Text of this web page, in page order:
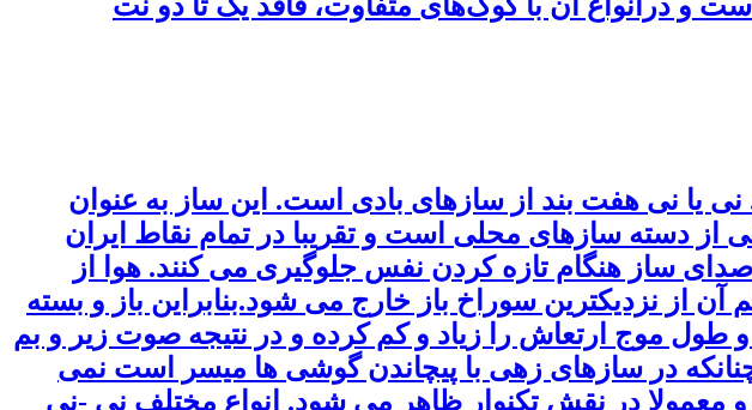
یا نی هفت بند از سازهای بادی است. این ساز به عنوان
دسته سازهای محلی است و تقریبا در تمام نقاط ایران
ساز هنگام تازه کردن نفس جلوگیری می کنند. هوا از
از نزدیکترین سوراخ باز خارج می شود.بنابراین باز و بسته
موج ارتعاش را زیاد و کم کرده و در نتیجه صوت زیر و بم
در سازهای زهی با پیچاندن گوشی ها میسر است نمی
معمولا در نقش تکنوار ظاهر می شود. انواع مختلف نی -نی